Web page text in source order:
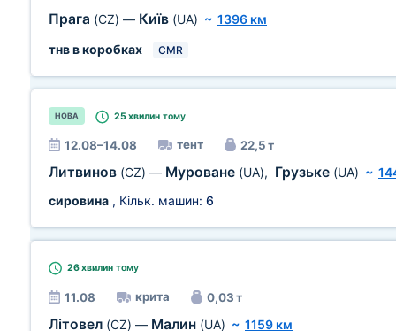
Прага (CZ) — Київ (UA) ~ 1396 км
тнв в коробках
CMR
НОВА 25 хвилин тому
12.08–14.08 тент 22,5 т
Литвинов (CZ) — Муроване (UA), Грузьке (UA) ~
сировина , Кільк. машин: 6
26 хвилин тому
11.08 крита 0,03 т
Літовел (CZ) — Малин (UA) ~ 1159 км